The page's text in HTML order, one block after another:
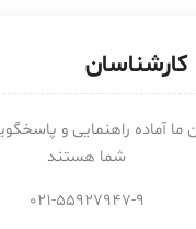
کارشناسان
ما آماده راهنمایی و
شما هستند
021-55927947-9